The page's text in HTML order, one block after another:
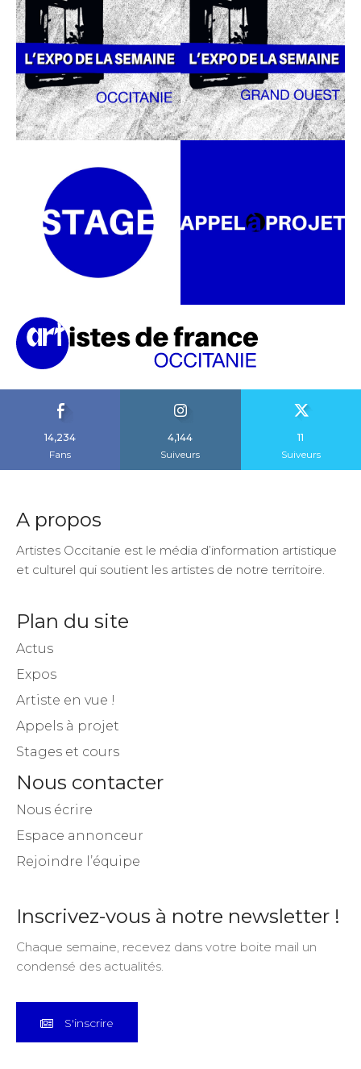
14,234
Fans
4,144
Suiveurs
11
Suiveurs
A propos
Artistes Occitanie est le média d’information artistique
et culturel qui soutient les artistes de notre territoire.
Plan du site
Actus
Expos
Artiste en vue !
Appels à projet
Stages et cours
Nous contacter
Nous écrire
Espace annonceur
Rejoindre l’équipe
Inscrivez-vous à notre newsletter !
Chaque semaine, recevez dans votre boite mail un
condensé des actualités.
S'inscrire